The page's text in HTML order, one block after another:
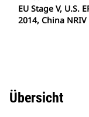
EU Stage V, U.S.
2014, China NRIV
Übersicht